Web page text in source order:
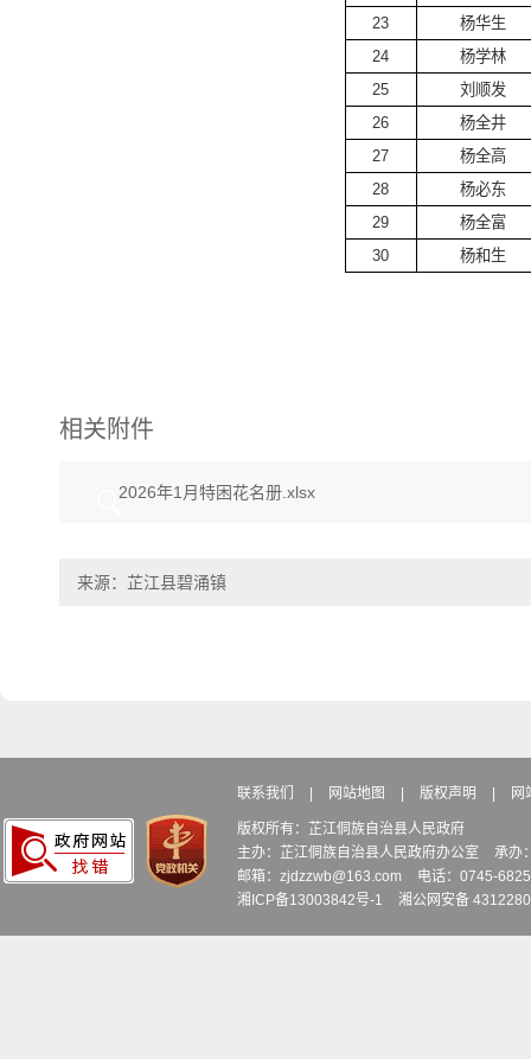
23
杨华生
24
杨学林
25
刘顺发
26
杨全井
27
杨全高
28
杨必东
29
杨全富
30
杨和生
相关附件
2026年1月特困花名册.xlsx
来源：芷江县碧涌镇
联系我们 网站地图 版权声明 网
版权所有：芷江侗族自治县人民政府
主办：芷江侗族自治县人民政府办公室
承办
邮箱：zjdzzwb@163.com
电话：0745-
湘ICP备13003842号-1
湘公网安备